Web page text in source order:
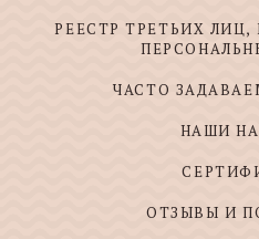
РЕЕСТР ТРЕТЬИХ
ЧАСТО
НАШИ
ОТЗЫВЫ И